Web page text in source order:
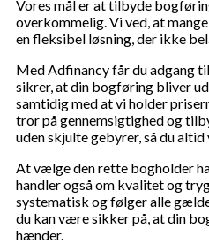
Vores mål er at tilbyde
overkommelig. Vi ved, at
en fleksibel løsning, der ikke
Med Adfinancy får du adgang
sikrer, at din bogføring bliver
samtidig med at vi holder
tror på gennemsigtighed og
uden skjulte gebyrer, så du altid
At vælge den rette bogholder
handler også om kvalitet og
systematisk og følger alle
du kan være sikker på, at din
hænder.